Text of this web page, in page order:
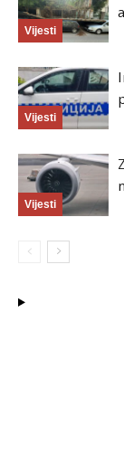
Vijesti
Vijesti
Vijesti